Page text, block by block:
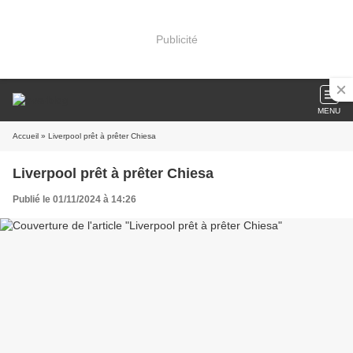
Publicité
MENU
Accueil » Liverpool prêt à prêter Chiesa
Liverpool prêt à prêter Chiesa
Publié le 01/11/2024 à 14:26